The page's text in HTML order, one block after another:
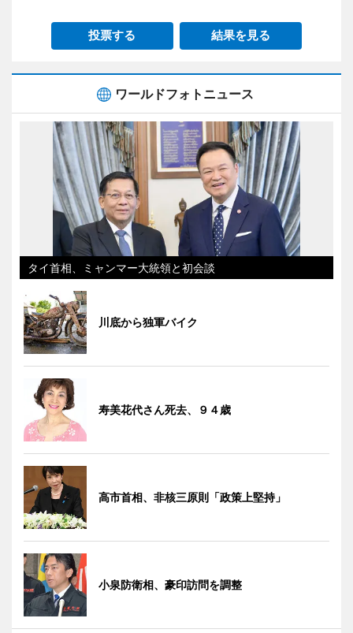
投票する 結果を見る
ワールドフォトニュース
タイ首相、ミャンマー大統領と初会談
川底から独軍バイク
寿美花代さん死去、９４歳
高市首相、非核三原則「政策上堅持」
小泉防衛相、豪印訪問を調整